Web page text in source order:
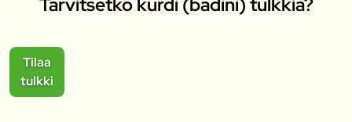
Tilaa
tulkki